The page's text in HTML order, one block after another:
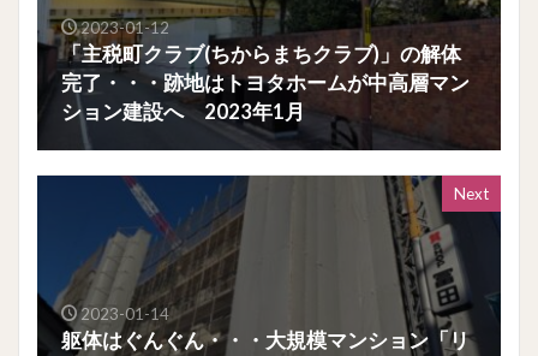
2023-01-12
「主税町クラブ(ちからまちクラブ)」の解体
完了・・・跡地はトヨタホームが中高層マン
ション建設へ 2023年1月
Next
2023-01-14
躯体はぐんぐん・・・大規模マンション「リ